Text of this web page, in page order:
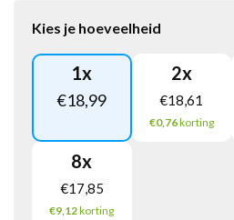
Kies je hoeveelheid
1x
€18,99
2x
€18,61
€0,76korting
8x
€17,85
€9,12korting